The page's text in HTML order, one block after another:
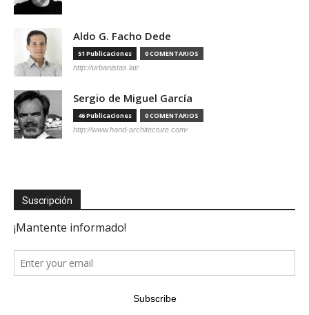
Aldo G. Facho Dede
51 Publicaciones 0 COMENTARIOS
http://urbanistas.lat/
Sergio de Miguel García
46 Publicaciones 0 COMENTARIOS
http://www.hand-architecture.com/
Suscripción